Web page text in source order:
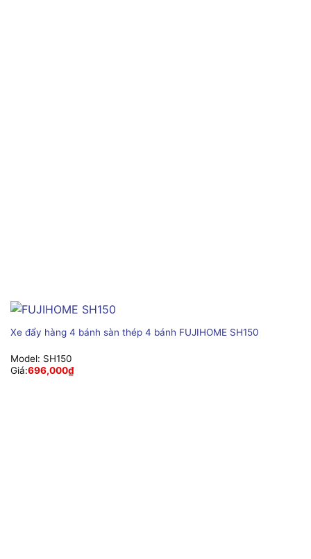
Xe đẩy hàng 4 bánh sàn thép 4 bánh FUJIHOME SH150
Model: SH150
Giá:696,000₫